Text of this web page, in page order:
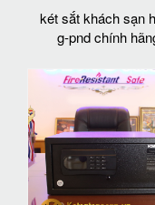
két sắt khách sạn
g-pnd chính